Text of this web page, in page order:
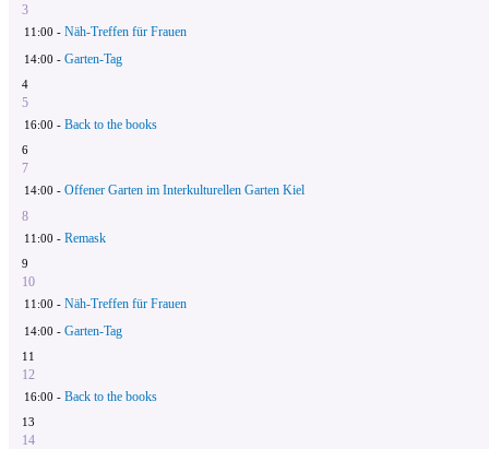
3
11:00 - Näh-Treffen für Frauen
14:00 - Garten-Tag
4
5
16:00 - Back to the books
6
7
14:00 - Offener Garten im Interkulturellen Garten Kiel
8
11:00 - Remask
9
10
11:00 - Näh-Treffen für Frauen
14:00 - Garten-Tag
11
12
16:00 - Back to the books
13
14